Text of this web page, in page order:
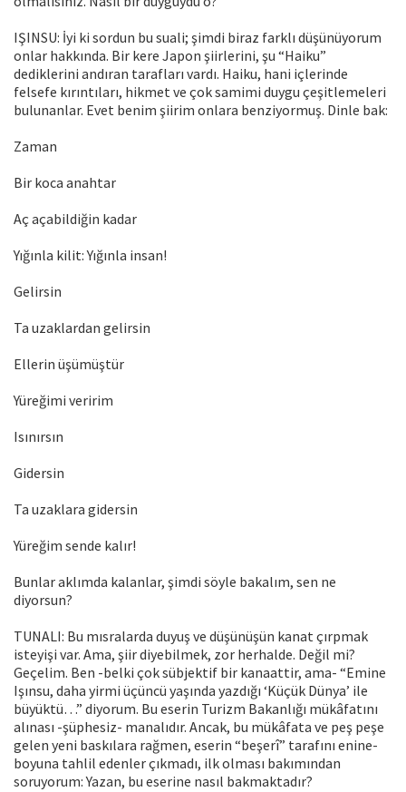
IŞINSU: İyi ki sordun bu suali; şimdi biraz farklı düşünüyorum
onlar hakkında. Bir kere Japon şiirlerini, şu “Haiku”
dediklerini andıran tarafları vardı. Haiku, hani içlerinde
felsefe kırıntıları, hikmet ve çok samimi duygu çeşitlemeleri
bulunanlar. Evet benim şiirim onlara benziyormuş. Dinle bak:
Zaman
Bir koca anahtar
Aç açabildiğin kadar
Yığınla kilit: Yığınla insan!
Gelirsin
Ta uzaklardan gelirsin
Ellerin üşümüştür
Yüreğimi veririm
Isınırsın
Gidersin
Ta uzaklara gidersin
Yüreğim sende kalır!
Bunlar aklımda kalanlar, şimdi söyle bakalım, sen ne
diyorsun?
TUNALI: Bu mısralarda duyuş ve düşünüşün kanat çırpmak
isteyişi var. Ama, şiir diyebilmek, zor herhalde. Değil mi?
Geçelim. Ben -belki çok sübjektif bir kanaattir, ama- “Emine
Işınsu, daha yirmi üçüncü yaşında yazdığı ‘Küçük Dünya’ ile
büyüktü…” diyorum. Bu eserin Turizm Bakanlığı mükâfatını
alınası -şüphesiz- manalıdır. Ancak, bu mükâfata ve peş peşe
gelen yeni baskılara rağmen, eserin “beşerî” tarafını enine-
boyuna tahlil edenler çıkmadı, ilk olması bakımından
soruyorum: Yazan, bu eserine na­sıl bakmaktadır?